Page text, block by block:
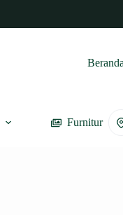
Beranda
Furnitur